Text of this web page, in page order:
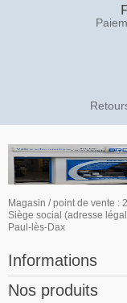
Magasin / point de vente :
Siège social (adresse
Paul-lès-Dax
Informations
Nos produits